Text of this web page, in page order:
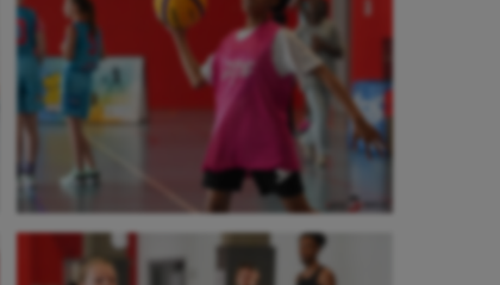
Kayak-polo
Korfbal